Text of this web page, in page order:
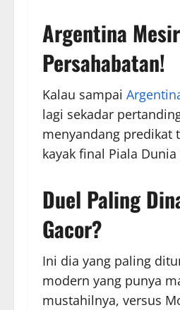
Argentina
Persahabatan!
Kalau sampai
lagi sekadar
menyandang predikat
kayak final Piala
Duel Paling
Gacor?
Ini dia yang paling
modern yang punya
mustahilnya, versus